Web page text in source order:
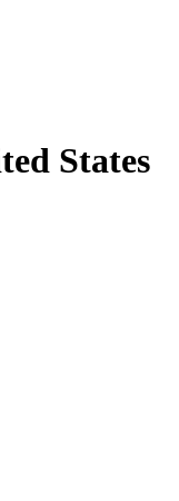
States